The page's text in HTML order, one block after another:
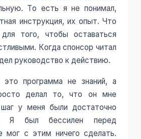
То есть я не понимал,
инструкция, их опыт. Что
того, чтобы оставаться
Когда спонсор читал
руководство к действию.
это программа не знаний, а
делал то, что он мне
у меня были достаточно
Я был бессилен перед
мог с этим ничего сделать.